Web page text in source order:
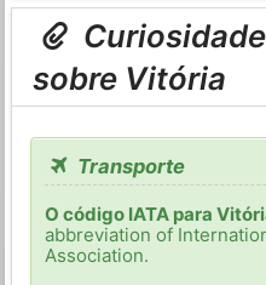
sobre Vitória
Transporte
O código IATA para
abbreviation of
Association.